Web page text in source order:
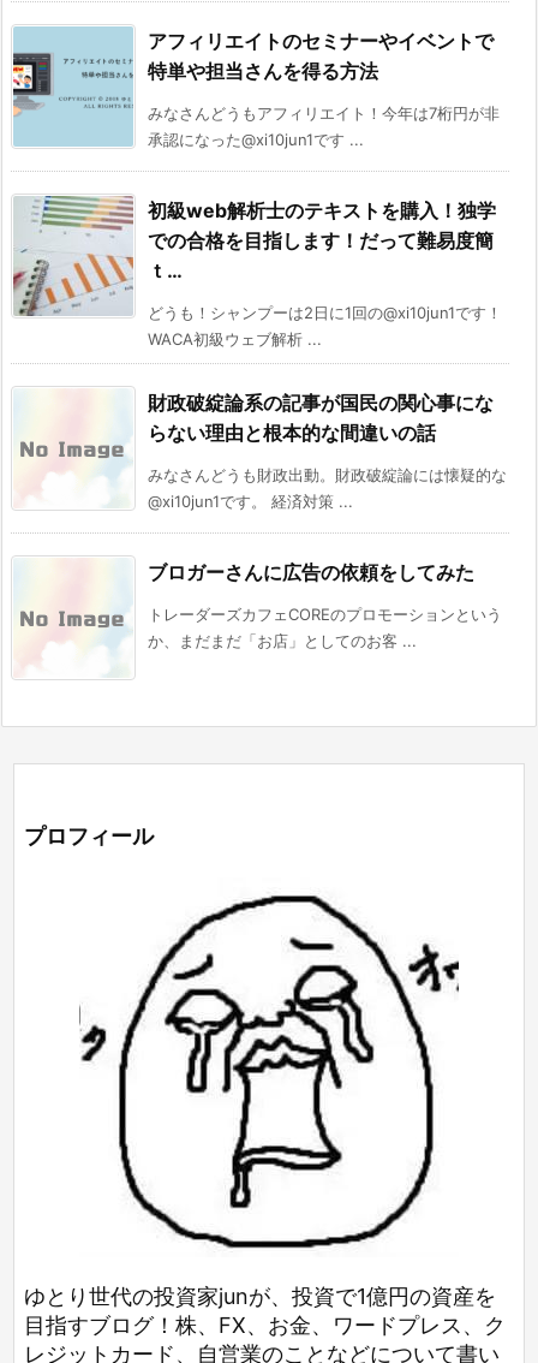
アフィリエイトのセミナーやイベントで
特単や担当さんを得る方法
みなさんどうもアフィリエイト！今年は7桁円が非
承認になった@xi10jun1です ...
初級web解析士のテキストを購入！独学
での合格を目指します！だって難易度簡
ｔ…
どうも！シャンプーは2日に1回の@xi10jun1です！
WACA初級ウェブ解析 ...
財政破綻論系の記事が国民の関心事にな
らない理由と根本的な間違いの話
みなさんどうも財政出動。財政破綻論には懐疑的な
@xi10jun1です。 経済対策 ...
ブロガーさんに広告の依頼をしてみた
トレーダーズカフェCOREのプロモーションという
か、まだまだ「お店」としてのお客 ...
プロフィール
ゆとり世代の投資家junが、投資で1億円の資産を
目指すブログ！株、FX、お金、ワードプレス、ク
レジットカード、自営業のことなどについて書い